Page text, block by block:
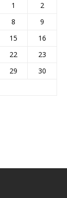
1
2
8
9
15
16
22
23
29
30